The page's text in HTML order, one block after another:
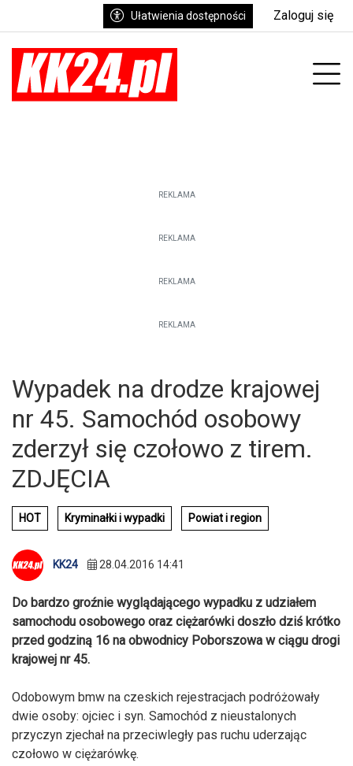
Ułatwienia dostępności Zaloguj się
REKLAMA
REKLAMA
REKLAMA
REKLAMA
Wypadek na drodze krajowej
nr 45. Samochód osobowy
zderzył się czołowo z tirem.
ZDJĘCIA
HOT Kryminałki i wypadki Powiat i region
KK24 28.04.2016 14:41
Do bardzo groźnie wyglądającego wypadku z udziałem
samochodu osobowego oraz ciężarówki doszło dziś krótko
przed godziną 16 na obwodnicy Poborszowa w ciągu drogi
krajowej nr 45.
Odobowym bmw na czeskich rejestracjach podróżowały
dwie osoby: ojciec i syn. Samochód z nieustalonych
przyczyn zjechał na przeciwległy pas ruchu uderzając
czołowo w ciężarówkę.